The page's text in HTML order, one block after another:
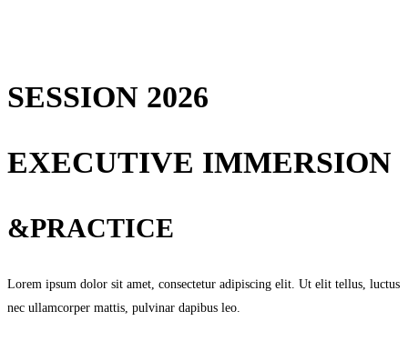
SESSION 2026
EXECUTIVE IMMERSION
&PRACTICE
Lorem ipsum dolor sit amet, consectetur adipiscing elit. Ut elit tellus, luctus
nec ullamcorper mattis, pulvinar dapibus leo.